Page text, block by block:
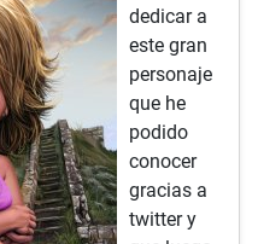
dedicar a
este gran
personaje
que he
podido
conocer
gracias a
twitter y